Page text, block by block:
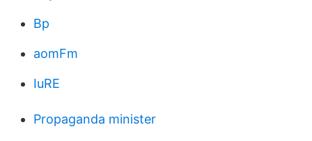
Bp
aomFm
IuRE
Propaganda minister